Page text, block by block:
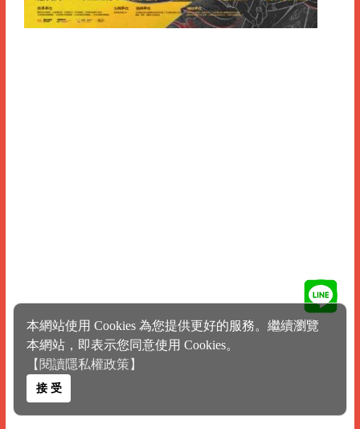
本網站使用 Cookies 為您提供更好的服務。繼續瀏覽
本網站，即表示您同意使用 Cookies。
【閱讀隱私權政策】
接 受